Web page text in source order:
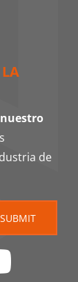
nuestro
de
SUBMIT